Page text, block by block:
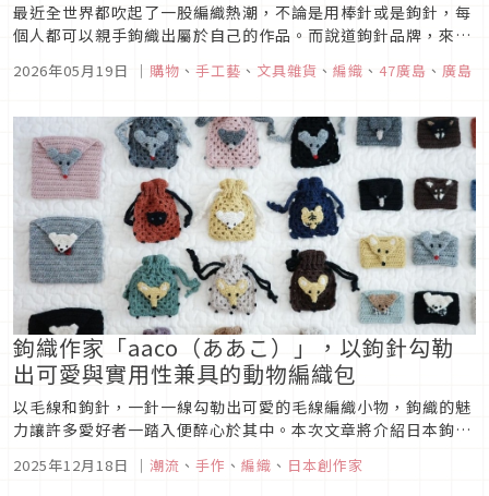
最近全世界都吹起了一股編織熱潮，不論是用棒針或是鉤針，每
個人都可以親手鉤織出屬於自己的作品。而說道鉤針品牌，來自
日本廣島的品牌Tulip，絕對是鉤織愛好者心中的夢幻鉤針。這
次和大家介紹由廣島雙強Tulip鬱金香與廣島東洋鯉魚隊合作的
常適合在外旅...
2026年05月19日 ｜ 購物 、 手工藝 、 文具雜貨 、 編織 、 47廣島 、 廣島
鉤織作家「aaco（ああこ）」，以鉤針勾勒
出可愛與實用性兼具的動物編織包
以毛線和鉤針，一針一線勾勒出可愛的毛線編織小物，鉤織的魅
力讓許多愛好者一踏入便醉心於其中。本次文章將介紹日本鉤織
愛又暖心的動物世界，就讓我們一起來認識這位作家並欣賞他的
2025年12月18日 ｜ 潮流 、 手作 、 編織 、 日本創作家